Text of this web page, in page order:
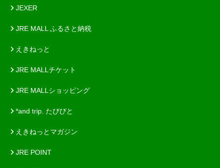
JEXER
JRE MALL ふるさと納税
えきねっと
JRE MALLチケット
JRE MALLショッピング
*and trip. たびびと
えきねっとマガジン
JRE POINT